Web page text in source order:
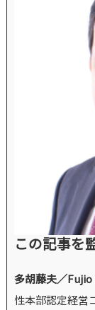
この記事を
多胡藤夫／Fujio
性本部認定経営